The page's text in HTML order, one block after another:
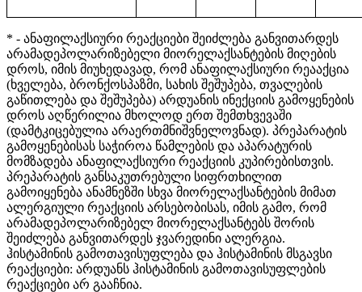
* - ანაფილაქსიური რეაქციები შეიძლება განვითარდეს
არამადეპოლარიზებელი მიორელაქსანტების მიღების
დროს, იმის მიუხედავად, რომ ანაფილაქსიური რეააქცია
(ხველება, ბრონქოსპაზმი, სახის შეშუპება, თვალების
გაწითლება და შეშუპება) არდუანის ინექციის გამოყენების
დროს აღწერილია მხოლოდ ერთ შემთხვევაში
(დამტკიცებულია არაერთმნიშვნელოვნად). პრეპარატის
გამოყენებისას საჭიროა წამლების და აპარატურის
მომზადება ანაფილაქსიური რეაქციის კუპირებისთვის.
პრეპარატის განსაკუთრებული სიფრთხილით
გამოიყენება ანამნეზში სხვა მიორელაქსანტების მიმათ
ალერგიული რეაქციის არსებობისას, იმის გამო, რომ
არამადეპოლარიზებელ მიორელაქსანტებს შორის
შეიძლება განვითარდეს ჯვარედინი ალერგია.
ჰისტამინის გამოთავისუფლება და ჰისტამინის მსგავსი
რეაქციები: არდუანს ჰისტამინის გამოთავისუფლების
რეაქციები არ გააჩნია.